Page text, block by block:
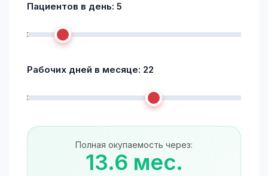
Пациентов в день: 5
Рабочих дней в месяце: 22
Полная окупаемость через:
13.6 мес.